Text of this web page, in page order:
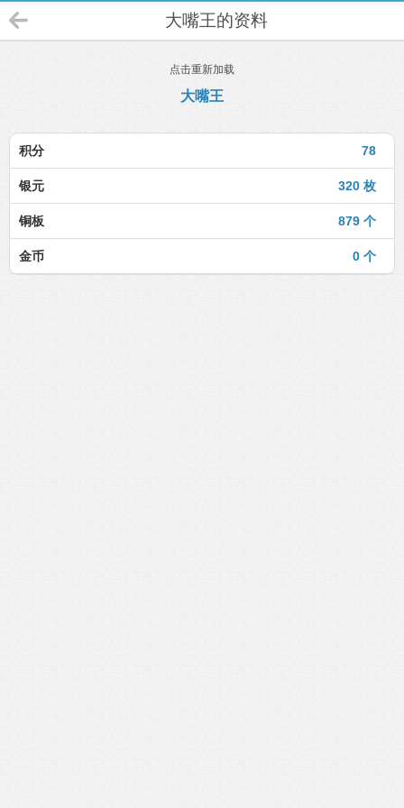
大嘴王的资料
点击重新加载
大嘴王
78
积分
320 枚
银元
879 个
铜板
0 个
金币